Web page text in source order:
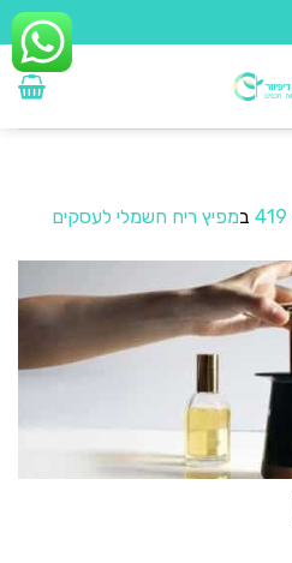
במפיץ ריח חשמלי לעסקים